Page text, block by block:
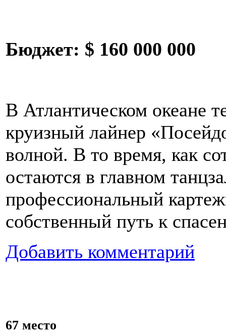
Бюджет: $ 160 000 000
В Атлантическом океане
круизный лайнер
волной. В то время, как
остаются в главном
профессиональный
собственный путь к
Добавить комментарий
67 место